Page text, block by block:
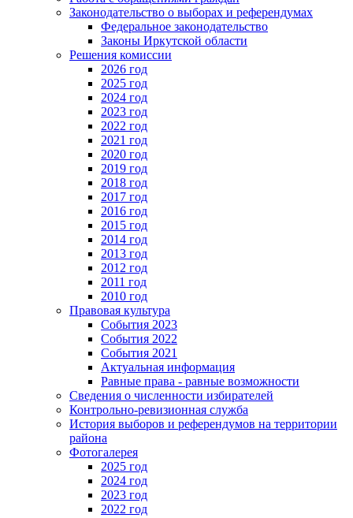
Законодательство о выборах и референдумах
Федеральное законодательство
Законы Иркутской области
Решения комиссии
2026 год
2025 год
2024 год
2023 год
2022 год
2021 год
2020 год
2019 год
2018 год
2017 год
2016 год
2015 год
2014 год
2013 год
2012 год
2011 год
2010 год
Правовая культура
События 2023
События 2022
События 2021
Актуальная информация
Равные права - равные возможности
Сведения о численности избирателей
Контрольно-ревизионная служба
История выборов и референдумов на территории
района
Фотогалерея
2025 год
2024 год
2023 год
2022 год